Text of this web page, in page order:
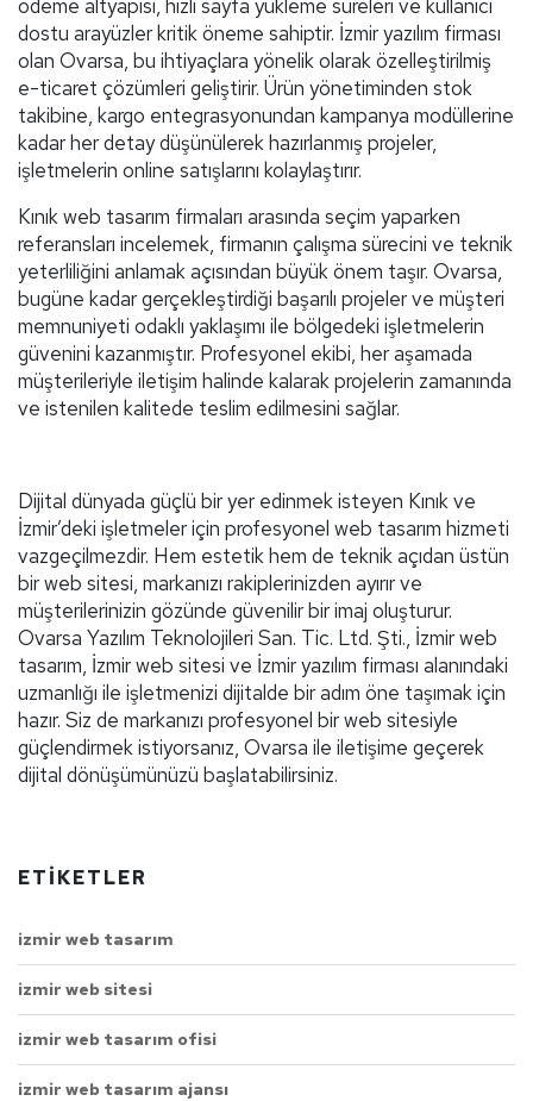
ödeme altyapısı, hızlı sayfa yükleme süreleri ve kullanıcı
dostu arayüzler kritik öneme sahiptir. İzmir yazılım firması
olan Ovarsa, bu ihtiyaçlara yönelik olarak özelleştirilmiş
e-ticaret çözümleri geliştirir. Ürün yönetiminden stok
takibine, kargo entegrasyonundan kampanya modüllerine
kadar her detay düşünülerek hazırlanmış projeler,
işletmelerin online satışlarını kolaylaştırır.
Kınık web tasarım firmaları arasında seçim yaparken
referansları incelemek, firmanın çalışma sürecini ve teknik
yeterliliğini anlamak açısından büyük önem taşır. Ovarsa,
bugüne kadar gerçekleştirdiği başarılı projeler ve müşteri
memnuniyeti odaklı yaklaşımı ile bölgedeki işletmelerin
güvenini kazanmıştır. Profesyonel ekibi, her aşamada
müşterileriyle iletişim halinde kalarak projelerin zamanında
ve istenilen kalitede teslim edilmesini sağlar.
Dijital dünyada güçlü bir yer edinmek isteyen Kınık ve
İzmir’deki işletmeler için profesyonel web tasarım hizmeti
vazgeçilmezdir. Hem estetik hem de teknik açıdan üstün
bir web sitesi, markanızı rakiplerinizden ayırır ve
müşterilerinizin gözünde güvenilir bir imaj oluşturur.
Ovarsa Yazılım Teknolojileri San. Tic. Ltd. Şti., İzmir web
tasarım, İzmir web sitesi ve İzmir yazılım firması alanındaki
uzmanlığı ile işletmenizi dijitalde bir adım öne taşımak için
hazır. Siz de markanızı profesyonel bir web sitesiyle
güçlendirmek istiyorsanız, Ovarsa ile iletişime geçerek
dijital dönüşümünüzü başlatabilirsiniz.
ETIKETLER
izmir web tasarım
izmir web sitesi
izmir web tasarım ofisi
izmir web tasarım ajansı